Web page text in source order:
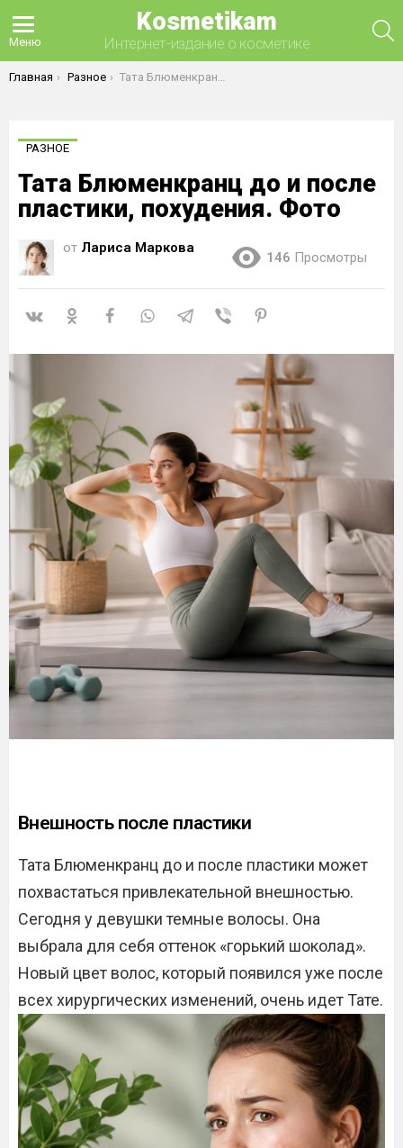
Меню
Kosmetikam
Интернет-издание о косметике
Вы здесь:
Главная Разное Тата Блюменкранц до и после пластики, похудения. Фото
РАЗНОЕ
Тата Блюменкранц до и после
пластики, похудения. Фото
от Лариса Маркова
146 Просмотры
Внешность после пластики
Тата Блюменкранц до и после пластики может
похвастаться привлекательной внешностью.
Сегодня у девушки темные волосы. Она
выбрала для себя оттенок «горький шоколад».
Новый цвет волос, который появился уже после
всех хирургических изменений, очень идет Тате.